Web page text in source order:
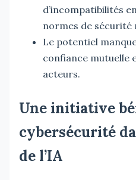
d’incompatibilités
normes de sécurité
Le potentiel
confiance mutuelle
acteurs.
Une initiative
cybersécurité
de l’IA